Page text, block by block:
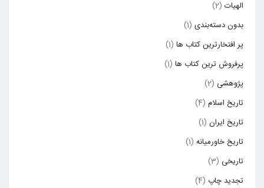
الهیات (2)
بدون دسته‌بندی (1)
پر افتخارترین کتاب ها (1)
پرفروش ترین کتاب ها (1)
پژوهشی (2)
تاریخ اسلام (4)
تاریخ ایران (1)
تاریخ خاورمیانه (1)
تاریخی (3)
تجدید چاپ (4)